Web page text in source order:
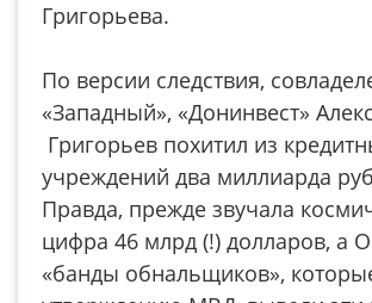
Григорьева.
По версии следствия,
«Западный», «Донинвест»
Григорьев похитил из
учреждений два миллиарда
Правда, прежде звучала
цифра 46 млрд (!) долларов, а
«банды обнальщиков»,